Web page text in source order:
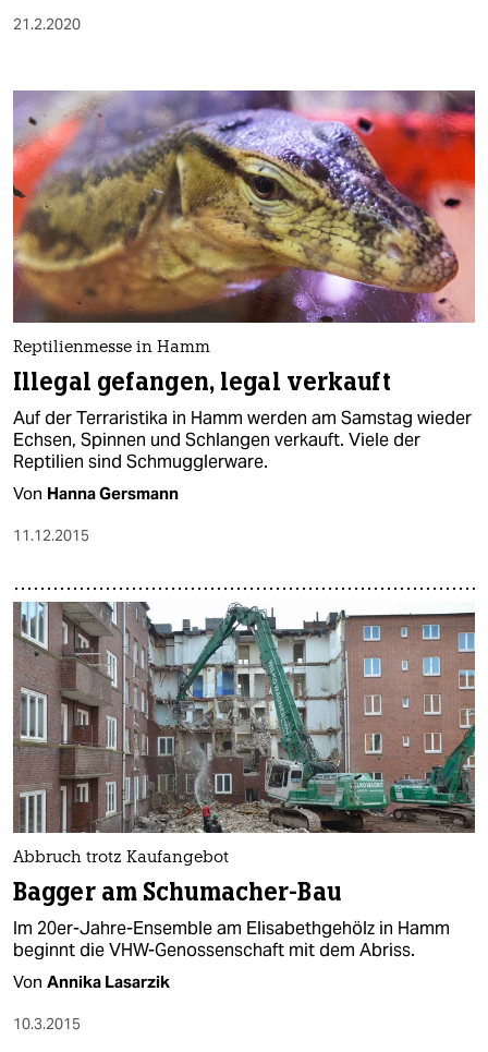
21.2.2020
Reptilienmesse in Hamm
Illegal gefangen, legal verkauft
Auf der Terraristika in Hamm werden am Samstag wieder
Echsen, Spinnen und Schlangen verkauft. Viele der
Reptilien sind Schmugglerware.
Von Hanna Gersmann
11.12.2015
Abbruch trotz Kaufangebot
Bagger am Schumacher-Bau
Im 20er-Jahre-Ensemble am Elisabethgehölz in Hamm
beginnt die VHW-Genossenschaft mit dem Abriss.
Von Annika Lasarzik
10.3.2015